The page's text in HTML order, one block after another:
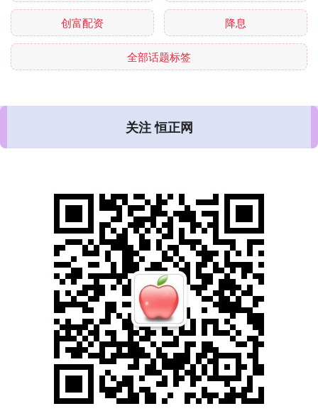
创富配资 降息
全部话题标签
关注 恒正网